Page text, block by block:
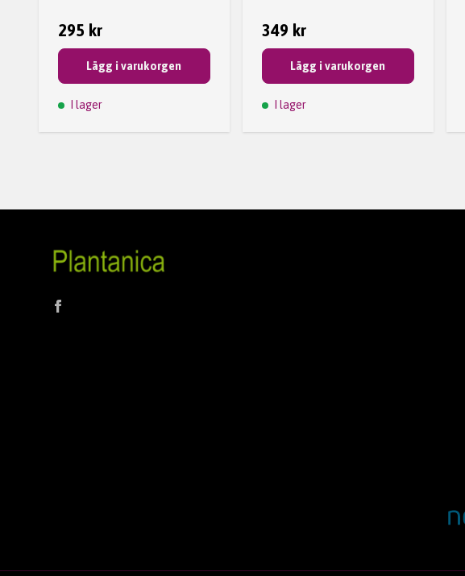
295 kr
Lägg i varukorgen
I lager
349 kr
Lägg i varukorgen
I lager